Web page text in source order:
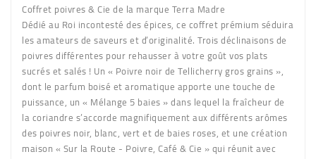
Coffret poivres & Cie de la marque Terra Madre
Dédié au Roi incontesté des épices, ce coffret prémium séduira
les amateurs de saveurs et d’originalité. Trois déclinaisons de
poivres différentes pour rehausser à votre goût vos plats
sucrés et salés ! Un « Poivre noir de Tellicherry gros grains »,
dont le parfum boisé et aromatique apporte une touche de
puissance, un « Mélange 5 baies » dans lequel la fraîcheur de
la coriandre s’accorde magnifiquement aux différents arômes
des poivres noir, blanc, vert et de baies roses, et une création
maison « Sur la Route - Poivre, Café & Cie » qui réunit avec